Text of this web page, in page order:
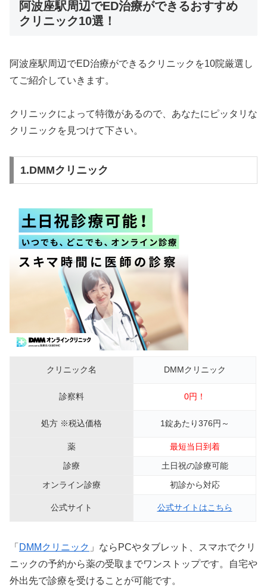
阿波座駅周辺でED治療ができるおすすめ
クリニック10選！
阿波座駅周辺でED治療ができるクリニックを10院厳選し
てご紹介していきます。
クリニックによって特徴があるので、あなたにピッタリな
クリニックを見つけて下さい。
1.DMMクリニック
クリニック名 DMMクリニック
診察料 0円！
処方 ※税込価格 1錠あたり376円～
薬
最短当日到着
診療
土日祝の診療可能
オンライン診療
初診から対応
公式サイト 公式サイトはこちら
「 DMMクリニック 」ならPCやタブレット、スマホでクリ
ニックの予約から薬の受取までワンストップです。自宅や
外出先で診療を受けることが可能です。